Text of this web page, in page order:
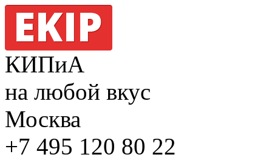
КИПиА
на любой вкус
Москва
+7 495 120 80 22